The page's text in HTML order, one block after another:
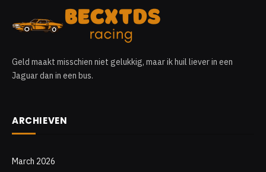
Geld maakt misschien niet gelukkig, maar ik huil liever in een
Jaguar dan in een bus.
ARCHIEVEN
March 2026